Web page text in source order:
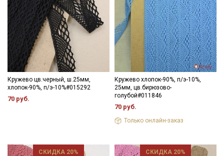
Кружево цв.черный, ш.25мм,
хлопок-90%, п/э-10%#015292
70 руб.
Кружево хлопок-90%, п/э-10%,
25мм, цв.бирюзово-
голубой#011846
70 руб.
Только онлайн-заказ
СКИДКА 20% СКИДКА 20%
Секретная рассылка от Купава
Мы публикуем здесь дополнительные
промокоды и скидки до 30% на узкие
категории тканей
Электронная почта
Подписаться